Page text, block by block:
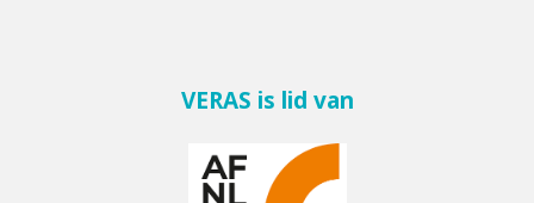
VERAS is lid van